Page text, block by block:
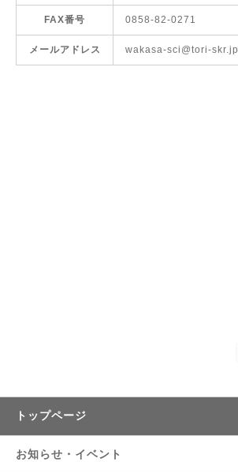
FAX番号 0858-82-0271
メールアドレス wakasa-sci@tori-skr.jp
トップページ
お知らせ・イベント